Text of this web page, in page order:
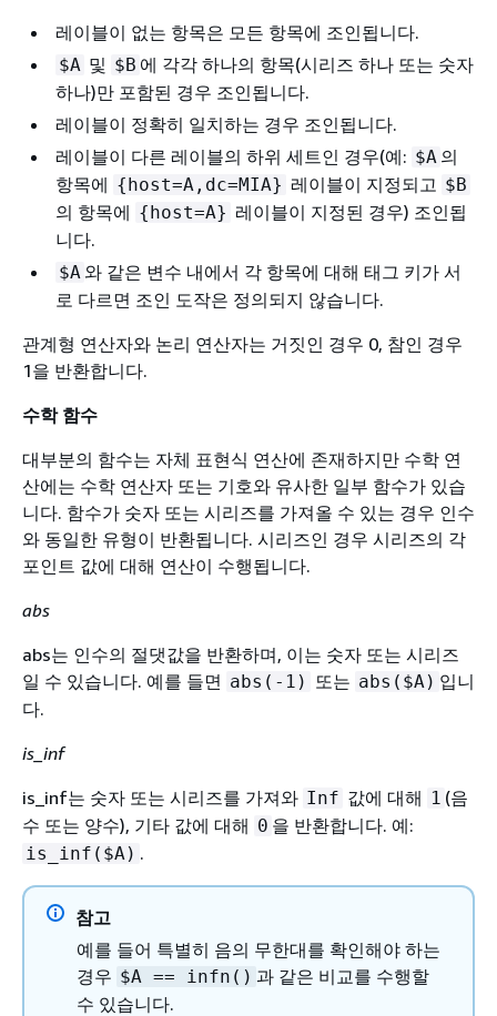
레이블이 없는 항목은 모든 항목에 조인됩니다.
$A 및 $B 에 각각 하나의 항목(시리즈 하나 또는 숫자
하나)만 포함된 경우 조인됩니다.
레이블이 정확히 일치하는 경우 조인됩니다.
레이블이 다른 레이블의 하위 세트인 경우(예: $A 의
항목에 {host=A,dc=MIA} 레이블이 지정되고 $B
의 항목에 {host=A} 레이블이 지정된 경우) 조인됩
니다.
$A 와 같은 변수 내에서 각 항목에 대해 태그 키가 서
로 다르면 조인 도작은 정의되지 않습니다.
관계형 연산자와 논리 연산자는 거짓인 경우 0, 참인 경우
1을 반환합니다.
수학 함수
대부분의 함수는 자체 표현식 연산에 존재하지만 수학 연
산에는 수학 연산자 또는 기호와 유사한 일부 함수가 있습
니다. 함수가 숫자 또는 시리즈를 가져올 수 있는 경우 인수
와 동일한 유형이 반환됩니다. 시리즈인 경우 시리즈의 각
포인트 값에 대해 연산이 수행됩니다.
abs
abs는 인수의 절댓값을 반환하며, 이는 숫자 또는 시리즈
일 수 있습니다. 예를 들면 abs(-1) 또는 abs($A) 입니
다.
is_inf
is_inf는 숫자 또는 시리즈를 가져와 Inf 값에 대해 1 (음
수 또는 양수), 기타 값에 대해 0 을 반환합니다. 예:
is_inf($A) .
참고
예를 들어 특별히 음의 무한대를 확인해야 하는
경우 $A == infn() 과 같은 비교를 수행할
수 있습니다.